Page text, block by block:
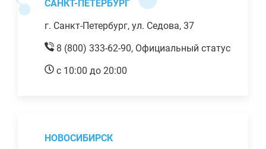
САНКТ-ПЕТЕРБУРГ
г. Санкт-Петербург, ул. Седова, 37
8 (800) 333-62-90, Официальный статус
с 10:00 до 20:00
НОВОСИБИРСК